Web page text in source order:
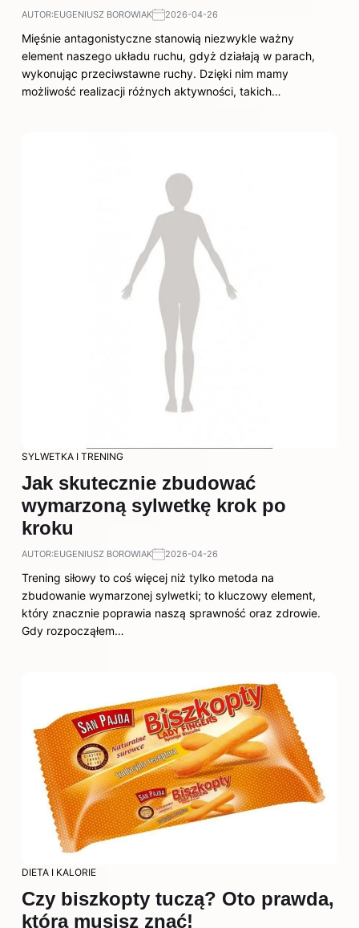
AUTOR:EUGENIUSZ BOROWIAK 2026-04-26
Mięśnie antagonistyczne stanowią niezwykle ważny
element naszego układu ruchu, gdyż działają w parach,
wykonując przeciwstawne ruchy. Dzięki nim mamy
możliwość realizacji różnych aktywności, takich…
SYLWETKA I TRENING
Jak skutecznie zbudować
wymarzoną sylwetkę krok po
kroku
AUTOR:EUGENIUSZ BOROWIAK 2026-04-26
Trening siłowy to coś więcej niż tylko metoda na
zbudowanie wymarzonej sylwetki; to kluczowy element,
który znacznie poprawia naszą sprawność oraz zdrowie.
Gdy rozpocząłem…
DIETA I KALORIE
Czy biszkopty tuczą? Oto prawda,
którą musisz znać!